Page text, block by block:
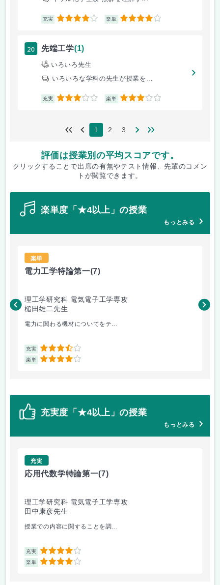
充実 4 楽単 4
20 先端工学(1)
いろいろ先生
いろいろな学科の先生が授業を...
充実 3 楽単 3
1 2 3
評価は授業別の平均スコアです。
クリックすることで出席の有無やテスト情報、先輩のコメン
トが閲覧できます。
楽単度「★4以上」の授業
もっとみる
楽単
電力工学特論第一(7)
理工学研究科 電気電子工学専攻
槌田雄二先生
電力に関わる機材についてをテ...
充実 3.5
楽単 4
戸
充実度「★4以上」の授業
もっとみる
充実
応用代数学特論第一(7)
理工学研究科 電気電子工学専攻
田中康彦先生
授業での内容に関することを調...
充実 4
楽単 4